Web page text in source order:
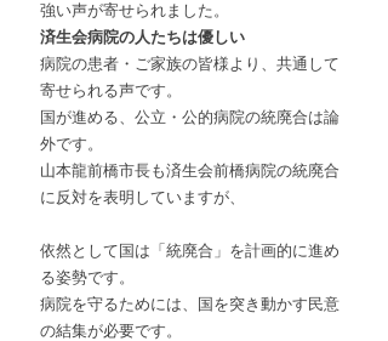
強い声が寄せられました。
済生会病院の人たちは優しい
病院の患者・ご家族の皆様より、共通して
寄せられる声です。
国が進める、公立・公的病院の統廃合は論
外です。
山本龍前橋市長も済生会前橋病院の統廃合
に反対を表明していますが、
依然として国は「統廃合」を計画的に進め
る姿勢です。
病院を守るためには、国を突き動かす民意
の結集が必要です。